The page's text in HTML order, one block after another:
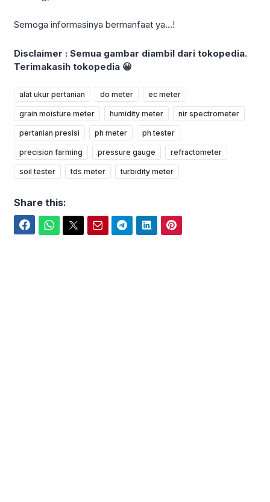
Semoga informasinya bermanfaat ya…!
Disclaimer : Semua gambar diambil dari tokopedia.
Terimakasih tokopedia 😀
alat ukur pertanian do meter ec meter
grain moisture meter humidity meter nir spectrometer
pertanian presisi ph meter ph tester
precision farming pressure gauge refractometer
soil tester tds meter turbidity meter
Share this: